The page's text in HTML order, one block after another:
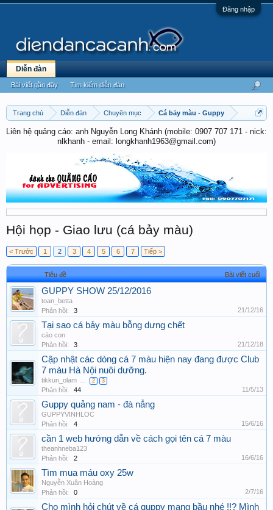
Đăng nhập
Trang chủ Diễn đàn Chuyên mục Cá bảy màu - Guppy
Liên hệ quảng cáo: anh Nguyễn Long Khánh (mobile: 0907 707 171 - nick:
nlkhanh - email: longkhanh1963@gmail.com)
Hội họp - Giao lưu (cá bảy màu)
< Trước 1 2 3 4 5 6 7 Tiếp >
Tiêu đề Bài viết cuối
GUPPY SHOW 25/12/2016
toan_betta
Phản hồi:
3 21/12/16
Tại sao cá bảy màu bỗng dưng chết
cáo con
Phản hồi:
3 21/12/18
Cập nhật các dòng cá 7 màu hiện nay đang được Club
7 màu Hà Nội nuôi dưỡng.
tikkun_olam 2 3
Phản hồi: 44 11/5/13
Guppy quảng nam - đà nẳng
GUPPYVINHLOC
Phản hồi:
4 15/6/16
cần 1 web hướng dẫn về cách gọi tên cá 7 màu
theanhneba123
Phản hồi:
2 16/6/16
Tìm mua máu oxy 25w
Nguyễn Xuân Hoàng
Phản hồi:
0 2/7/16
Cho mình hỏi chút về cá guppy mang bầu nhé !!? Mình
Diễn đàn
Bài viết gần đây Tìm kiếm diễn đàn